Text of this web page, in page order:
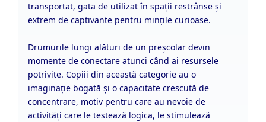
transportat, gata de utilizat în spații restrânse și
extrem de captivante pentru mințile curioase.
Drumurile lungi alături de un preșcolar devin
momente de conectare atunci când ai resursele
potrivite. Copiii din această categorie au o
imaginație bogată și o capacitate crescută de
concentrare, motiv pentru care au nevoie de
activități care le testează logica, le stimulează